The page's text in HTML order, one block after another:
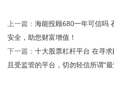
上一篇： 海能投顾680一年可信吗
安全，助您财富增值！
下一篇： 十大股票杠杆平台 在寻
且受监管的平台，切勿轻信所谓“最